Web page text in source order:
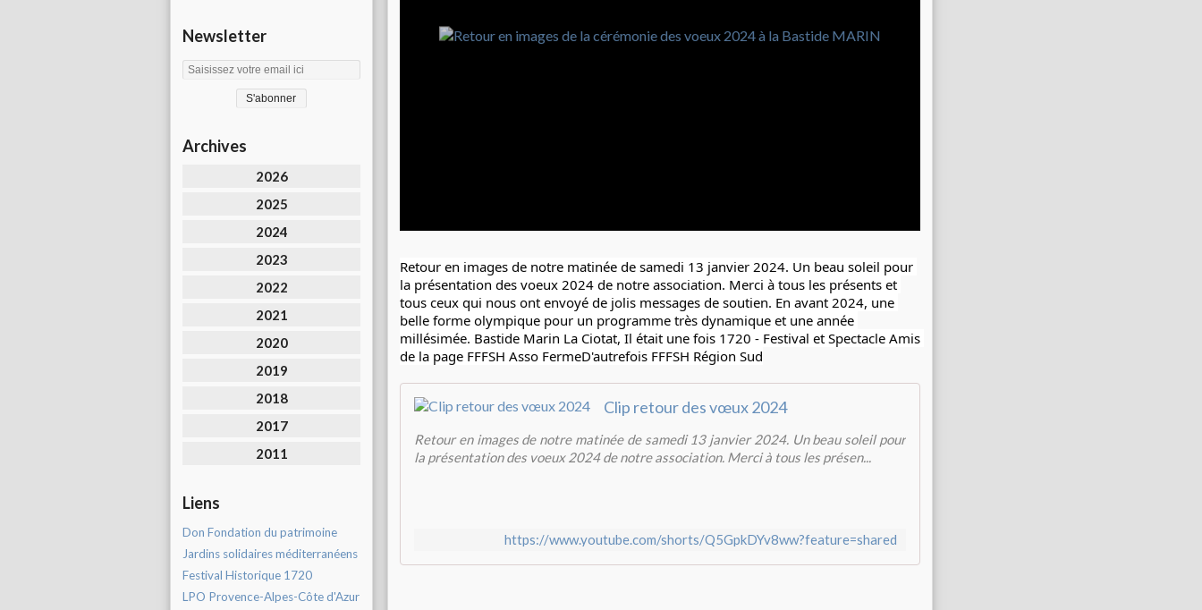
Newsletter
Archives
2026
2025
2024
2023
2022
2021
2020
2019
2018
2017
2011
Liens
Don Fondation du patrimoine
Jardins solidaires méditerranéens
Festival Historique 1720
LPO Provence-Alpes-Côte d'Azur
Retour en images de notre matinée de samedi 13 janvier 2024. Un beau soleil pour
la présentation des voeux 2024 de notre association. Merci à tous les présents et
tous ceux qui nous ont envoyé de jolis messages de soutien. En avant 2024, une
belle forme olympique pour un programme très dynamique et une année
millésimée. Bastide Marin La Ciotat, Il était une fois 1720 - Festival et Spectacle Amis
de la page FFFSH Asso FermeD'autrefois FFFSH Région Sud
Clip retour des vœux 2024
Retour en images de notre matinée de samedi 13 janvier 2024. Un beau soleil pour
la présentation des voeux 2024 de notre association. Merci à tous les présen...
https://www.youtube.com/shorts/Q5GpkDYv8ww?feature=shared